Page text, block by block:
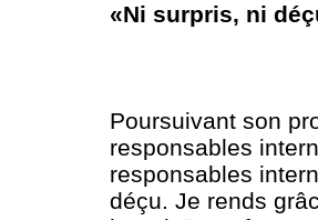
«Ni surpris, ni
Poursuivant son
responsables
responsables
déçu. Je rends